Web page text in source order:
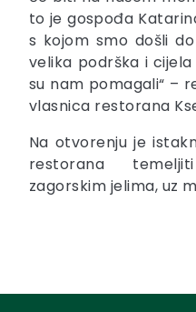
to je gospođa
s kojom smo došli
velika podrška i
su nam pomagali“ –
vlasnica restorana
Na otvorenju je
restorana
zagorskim jelima, uz